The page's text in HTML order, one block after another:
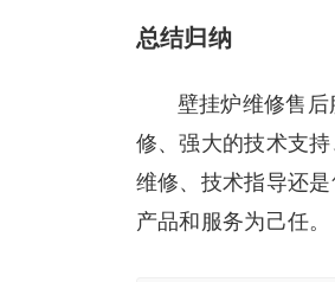
总结归纳
壁挂炉维修售
修、强大的技术支
维修、技术指导还
产品和服务为己任。